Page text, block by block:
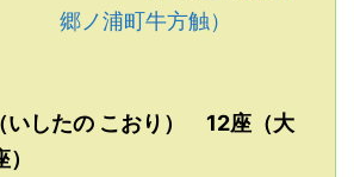
郷ノ浦町牛方触）
いしたの こおり） 12座（大